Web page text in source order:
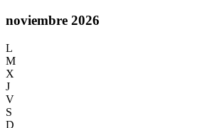
noviembre 2026
L
M
X
J
V
S
D